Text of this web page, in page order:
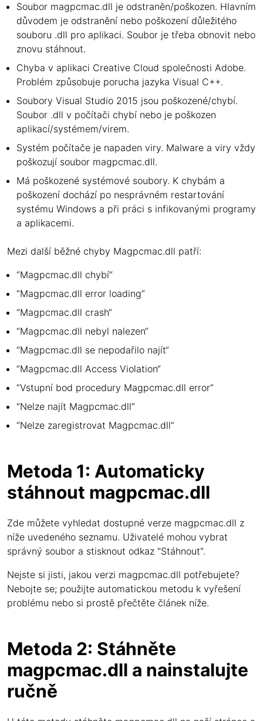
Soubor magpcmac.dll je odstraněn/poškozen. Hlavním
důvodem je odstranění nebo poškození důležitého
souboru .dll pro aplikaci. Soubor je třeba obnovit nebo
znovu stáhnout.
Chyba v aplikaci Creative Cloud společnosti Adobe.
Problém způsobuje porucha jazyka Visual C++.
Soubory Visual Studio 2015 jsou poškozené/chybí.
Soubor .dll v počítači chybí nebo je poškozen
aplikací/systémem/virem.
Systém počítače je napaden viry. Malware a viry vždy
poškozují soubor magpcmac.dll.
Má poškozené systémové soubory. K chybám a
poškození dochází po nesprávném restartování
systému Windows a při práci s infikovanými programy
a aplikacemi.
Mezi další běžné chyby Magpcmac.dll patří:
“Magpcmac.dll chybí“
“Magpcmac.dll error loading“
“Magpcmac.dll crash“
“Magpcmac.dll nebyl nalezen“
“Magpcmac.dll se nepodařilo najít“
“Magpcmac.dll Access Violation“
“Vstupní bod procedury Magpcmac.dll error“
“Nelze najít Magpcmac.dll“
“Nelze zaregistrovat Magpcmac.dll“
Metoda 1: Automaticky
stáhnout magpcmac.dll
Zde můžete vyhledat dostupné verze magpcmac.dll z
níže uvedeného seznamu. Uživatelé mohou vybrat
správný soubor a stisknout odkaz "Stáhnout".
Nejste si jisti, jakou verzi magpcmac.dll potřebujete?
Nebojte se; použijte automatickou metodu k vyřešení
problému nebo si prostě přečtěte článek níže.
Metoda 2: Stáhněte
magpcmac.dll a nainstalujte
ručně